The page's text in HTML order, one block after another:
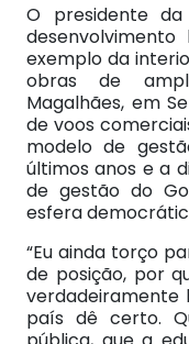
O presidente
exemplo da
obras de
Magalhães, em
de voos
modelo de
últimos anos e a
de gestão do
esfera
“Eu ainda torço
de posição, por
verdadeiramente
país dê certo.